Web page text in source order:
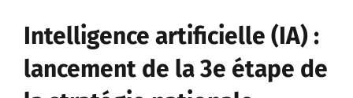
Intelligence artificielle (IA) :
lancement de la 3e étape de